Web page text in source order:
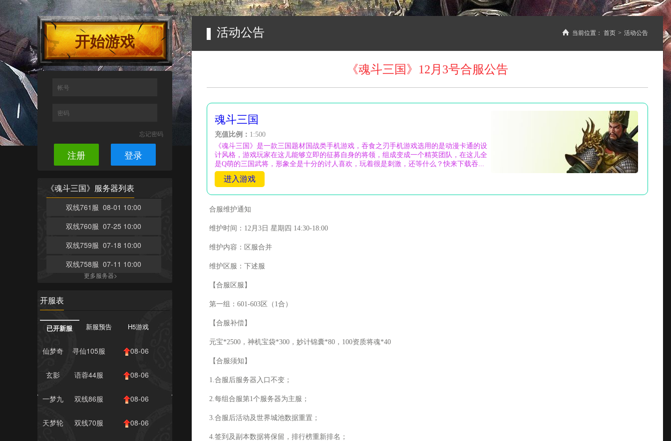
开始游戏
帐号
密码
忘记密码
注册 登录
《魂斗三国》服务器列表
双线761服 08-01 10:00
双线760服 07-25 10:00
双线759服 07-18 10:00
双线758服 07-11 10:00
更多服务器>
开服表
已开新服 新服预告 H5游戏
仙梦奇
寻仙105服
08-06
玄影
语蓉44服
08-06
一梦九
双线86服
08-06
天梦轮
双线70服
08-06
活动公告 当前位置： 首页 > 活动公告
《魂斗三国》12月3号合服公告
魂斗三国
充值比例： 1:500
《魂斗三国》是一款三国题材国战类手机游戏，吞食之刃手机游戏选用的是动漫卡通的设
计风格，游戏玩家在这儿能够立即的征募自身的将领，组成变成一个精英团队，在这儿全
是Q萌的三国武将，形象全是十分的讨人喜欢，玩着很是刺激，还等什么？快来下载吞...
进入游戏
合服维护通知
维护时间：12月3日 星期四 14:30-18:00
维护内容：区服合并
维护区服：下述服
【合服区服】
第一组：601-603区（1合）
【合服补偿】
元宝*2500，神机宝袋*300，妙计锦囊*80，100资质将魂*40
【合服须知】
1.合服后服务器入口不变；
2.每组合服第1个服务器为主服；
3.合服后活动及世界城池数据重置；
4.签到及副本数据将保留，排行榜重新排名；